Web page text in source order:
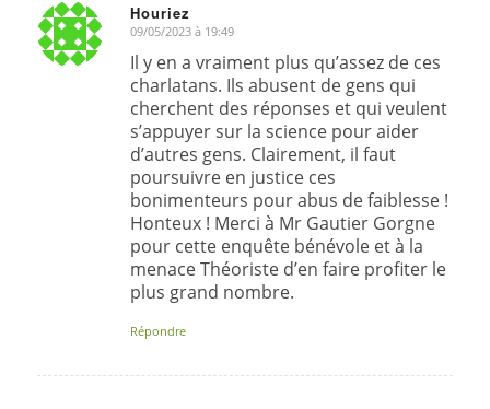
Houriez
dit
:
09/05/2023 à 19:49
Il y en a vraiment plus qu’assez de ces
charlatans. Ils abusent de gens qui
cherchent des réponses et qui veulent
s’appuyer sur la science pour aider
d’autres gens. Clairement, il faut
poursuivre en justice ces
bonimenteurs pour abus de faiblesse !
Honteux ! Merci à Mr Gautier Gorgne
pour cette enquête bénévole et à la
menace Théoriste d’en faire profiter le
plus grand nombre.
Répondre